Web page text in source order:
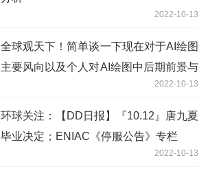
2022-10-13
全球观天下！简单谈一下现在对于AI绘图
主要风向以及个人对AI绘图中后期前景与
2022-10-13
环球关注：【DD日报】『10.12』唐九夏
毕业决定；ENIAC《停服公告》专栏
2022-10-13